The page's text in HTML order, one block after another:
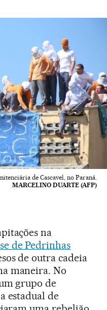
de Cascavel, no Paraná.
MARCELINO DUARTE (AFP)
na
de Pedrinhas
de outra cadeia
maneira. No
grupo de
estadual de